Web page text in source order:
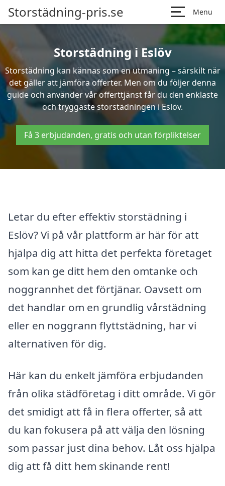
Storstädning-pris.se Menu
Storstädning i Eslöv
Storstädning kan kännas som en utmaning – särskilt när
det gäller att jämföra offerter. Men om du följer denna
guide och använder vår offerttjänst får du den enklaste
och tryggaste storstädningen i Eslöv.
Få 3 erbjudanden, gratis och utan förpliktelser
Letar du efter effektiv storstädning i
Eslöv? Vi på vår plattform är här för att
hjälpa dig att hitta det perfekta företaget
som kan ge ditt hem den omtanke och
noggrannhet det förtjänar. Oavsett om
det handlar om en grundlig vårstädning
eller en noggrann flyttstädning, har vi
alternativen för dig.
Här kan du enkelt jämföra erbjudanden
från olika städföretag i ditt område. Vi gör
det smidigt att få in flera offerter, så att
du kan fokusera på att välja den lösning
som passar just dina behov. Låt oss hjälpa
dig att få ditt hem skinande rent!